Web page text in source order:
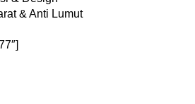
& Anti Lumut